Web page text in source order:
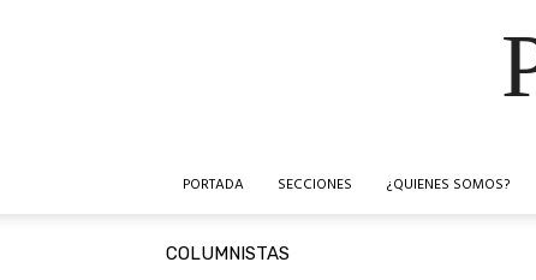
PORTADA SECCIONES ¿QUIENES SOMOS?
COLUMNISTAS